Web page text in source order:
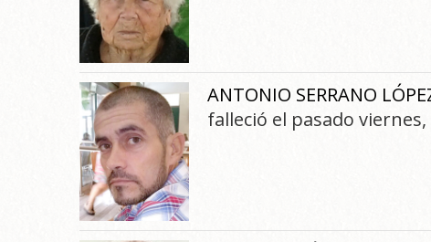
ANTONIO SERRANO
falleció el pasado